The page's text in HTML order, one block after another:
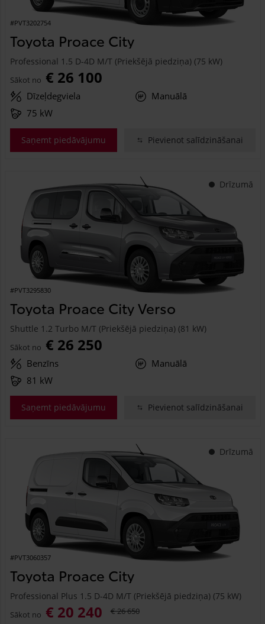
#PVT3202754
Toyota Proace City
Professional 1.5 D-4D M/T (Priekšējā piedziņa) (75 kW)
Sākot no € 26 100
Dīzeļdegviela
Manuālā
75 kW
Saņemt piedāvājumu Pievienot salīdzināšanai
Drīzumā
#PVT3295830
Toyota Proace City Verso
Shuttle 1.2 Turbo M/T (Priekšējā piedziņa) (81 kW)
Sākot no € 26 250
Benzīns
Manuālā
81 kW
Saņemt piedāvājumu Pievienot salīdzināšanai
Drīzumā
#PVT3060357
Toyota Proace City
Professional Plus 1.5 D-4D M/T (Priekšējā piedziņa) (75 kW)
Sākot no € 20 240 € 26 650